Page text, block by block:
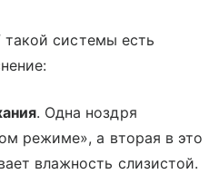
системы есть
. Одна ноздря
режиме», а вторая в это
влажность слизистой.